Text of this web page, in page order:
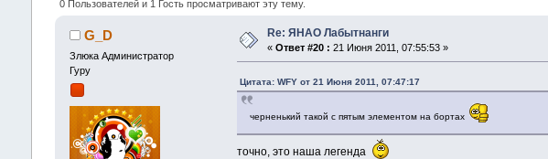
0 Пользователей и 1 Гость просматривают эту тему.
G_D
Злюка Администратор
Гуру
Re: ЯНАО Лабытнанги
« Ответ #20 : 21 Июня 2011, 07:55:53 »
Цитата: WFY от 21 Июня 2011, 07:47:17
черненький такой с пятым элементом на бортах
точно, это наша легенда